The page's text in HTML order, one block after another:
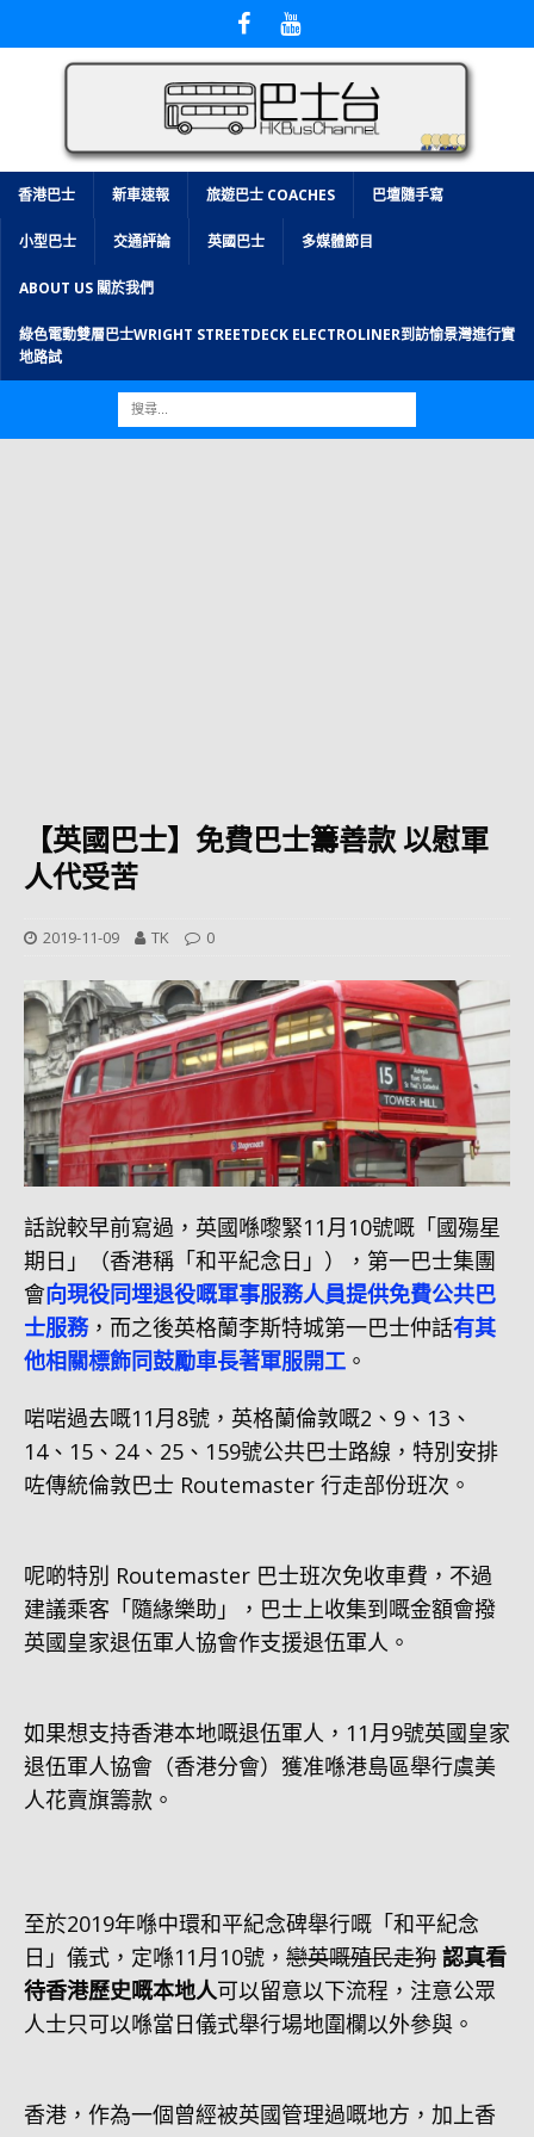
香港巴士 新車速報 旅遊巴士 COACHES 巴壇隨手寫
小型巴士 交通評論 英國巴士 多媒體節目
ABOUT US 關於我們
綠色電動雙層巴士WRIGHT STREETDECK ELECTROLINER到訪愉景灣進行實
地路試
【英國巴士】免費巴士籌善款 以慰軍
人代受苦
2019-11-09 TK 0
話說較早前寫過，英國喺嚟緊11月10號嘅「國殤星
期日」（香港稱「和平紀念日」），第一巴士集團
會向現役同埋退役嘅軍事服務人員提供免費公共巴
士服務，而之後英格蘭李斯特城第一巴士仲話有其
他相關標飾同鼓勵車長著軍服開工 。
啱啱過去嘅11月8號，英格蘭倫敦嘅2、9、13、
14、15、24、25、159號公共巴士路線，特別安排
咗傳統倫敦巴士 Routemaster 行走部份班次。
呢啲特別 Routemaster 巴士班次免收車費，不過
建議乘客「隨緣樂助」，巴士上收集到嘅金額會撥
英國皇家退伍軍人協會作支援退伍軍人。
如果想支持香港本地嘅退伍軍人，11月9號英國皇家
退伍軍人協會（香港分會）獲准喺港島區舉行虞美
人花賣旗籌款。
至於2019年喺中環和平紀念碑舉行嘅「和平紀念
日」儀式，定喺11月10號， 戀英嘅殖民走狗 認真看
待香港歷史嘅本地人可以留意以下流程，注意公眾
人士只可以喺當日儀式舉行場地圍欄以外參與。
香港，作為一個曾經被英國管理過嘅地方，加上香